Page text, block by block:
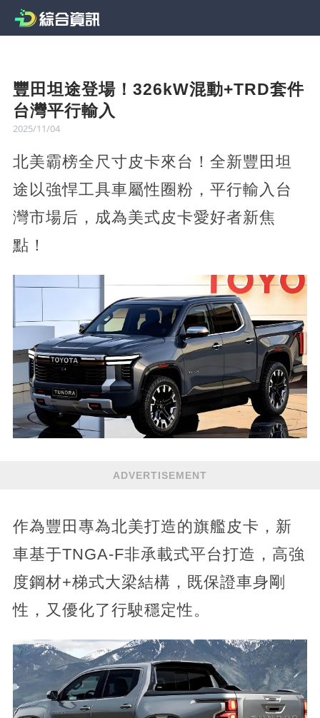
豐田坦途登場！326kW混動+TRD套件
台灣平行輸入
2025/11/04
北美霸榜全尺寸皮卡來台！全新豐田坦
途以強悍工具車屬性圈粉，平行輸入台
灣市場后，成為美式皮卡愛好者新焦
點！
ADVERTISEMENT
作為豐田專為北美打造的旗艦皮卡，新
車基于TNGA-F非承載式平台打造，高強
度鋼材+梯式大梁結構，既保證車身剛
性，又優化了行駛穩定性。